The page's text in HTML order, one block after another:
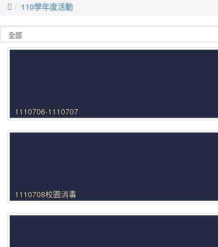
 110學年度活動
1110706-1110707
1110708校園消毒